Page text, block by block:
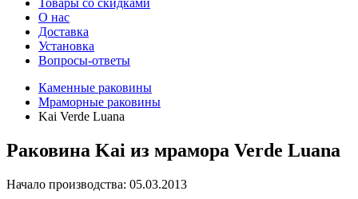
Товары со скидками
О нас
Доставка
Установка
Вопросы-ответы
Каменные раковины
Мраморные раковины
Kai Verde Luana
Раковина Kai из мрамора Verde Luana
Начало производства: 05.03.2013